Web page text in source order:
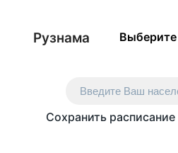
Рузнама Выберите
Введите Ваш
Сохранить